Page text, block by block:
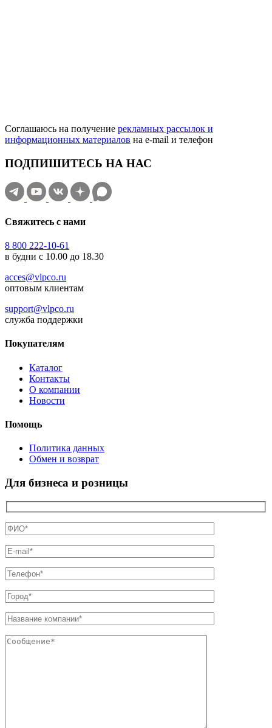
Соглашаюсь на получение рекламных рассылок и
информационных материалов на e‑mail и телефон
ПОДПИШИТЕСЬ НА НАС
Свяжитесь с нами
8 800 222-10-61
в будни с 10.00 до 18.30
acces@vlpco.ru
оптовым клиентам
support@vlpco.ru
служба поддержки
Покупателям
Каталог
Контакты
О компании
Новости
Помощь
Политика данных
Обмен и возврат
Для бизнеса и розницы